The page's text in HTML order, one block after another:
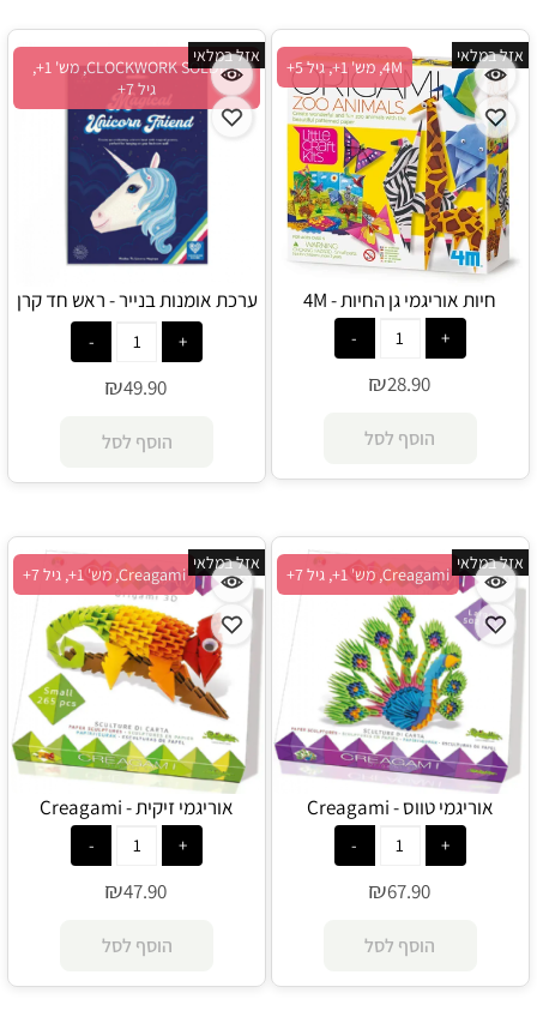
4M, מש' 1+, גיל 5+
אזל במלאי
חיות אוריגמי גן החיות - 4M
₪28.90
הוסף לסל
CLOCKWORK SOLDIER, מש' 1+,
גיל 7+
אזל במלאי
ערכת אומנות בנייר - ראש חד קרן
₪49.90
הוסף לסל
Creagami, מש' 1+, גיל 7+
אזל במלאי
אוריגמי טווס - Creagami
₪67.90
הוסף לסל
Creagami, מש' 1+, גיל 7+
אזל במלאי
אוריגמי זיקית - Creagami
₪47.90
הוסף לסל